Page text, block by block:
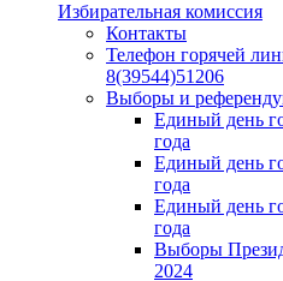
Избирательная комиссия
Контакты
Телефон горячей
8(39544)51206
Выборы и
Единый день
года
Единый день
года
Единый день
года
Выборы
2024